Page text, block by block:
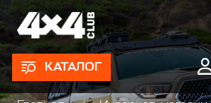
КАТАЛОГ